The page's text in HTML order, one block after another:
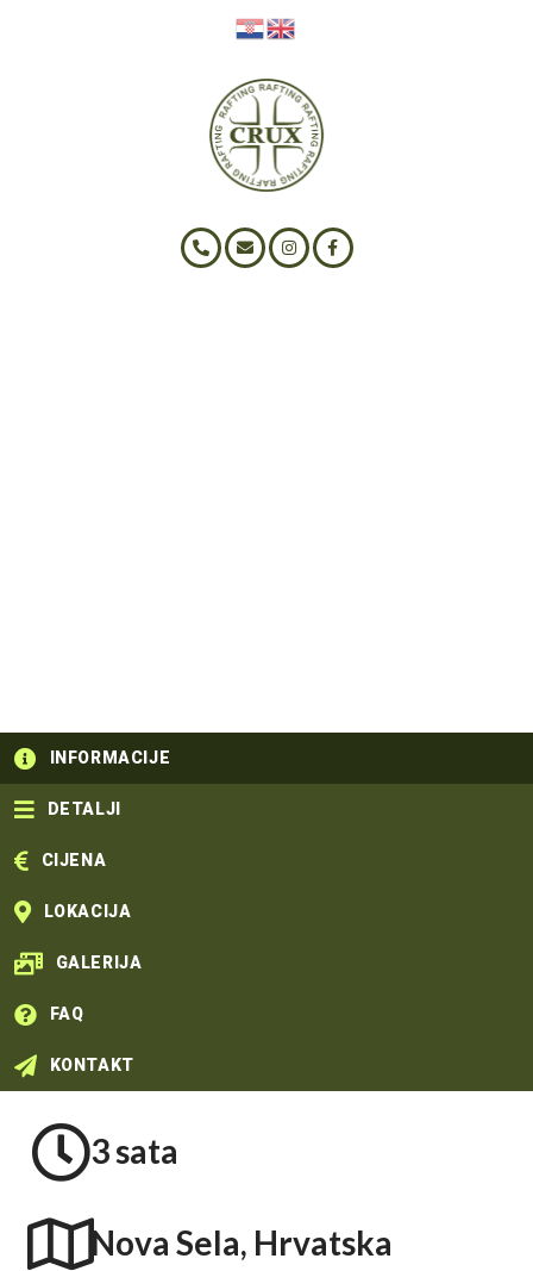
INFORMACIJE
DETALJI
CIJENA
LOKACIJA
GALERIJA
FAQ
KONTAKT
3 sata
Nova Sela, Hrvatska